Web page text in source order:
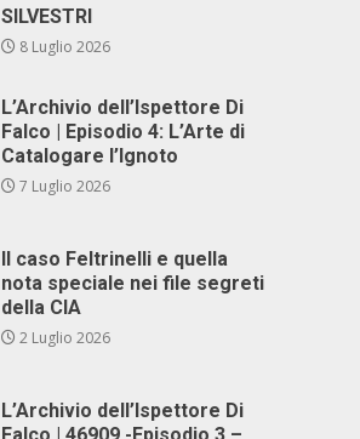
SILVESTRI
8 Luglio 2026
L’Archivio dell’Ispettore Di
Falco | Episodio 4: L’Arte di
Catalogare l’Ignoto
7 Luglio 2026
Il caso Feltrinelli e quella
nota speciale nei file segreti
della CIA
2 Luglio 2026
L’Archivio dell’Ispettore Di